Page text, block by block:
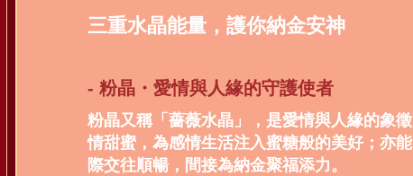
三重水晶能量，護你納金安神
- 粉晶・愛情與人緣的守護使者
粉晶又稱「薔薇水晶」，是愛情與人緣的象
情甜蜜，為感情生活注入蜜糖般的美好；亦
際交往順暢，間接為納金聚福添力。